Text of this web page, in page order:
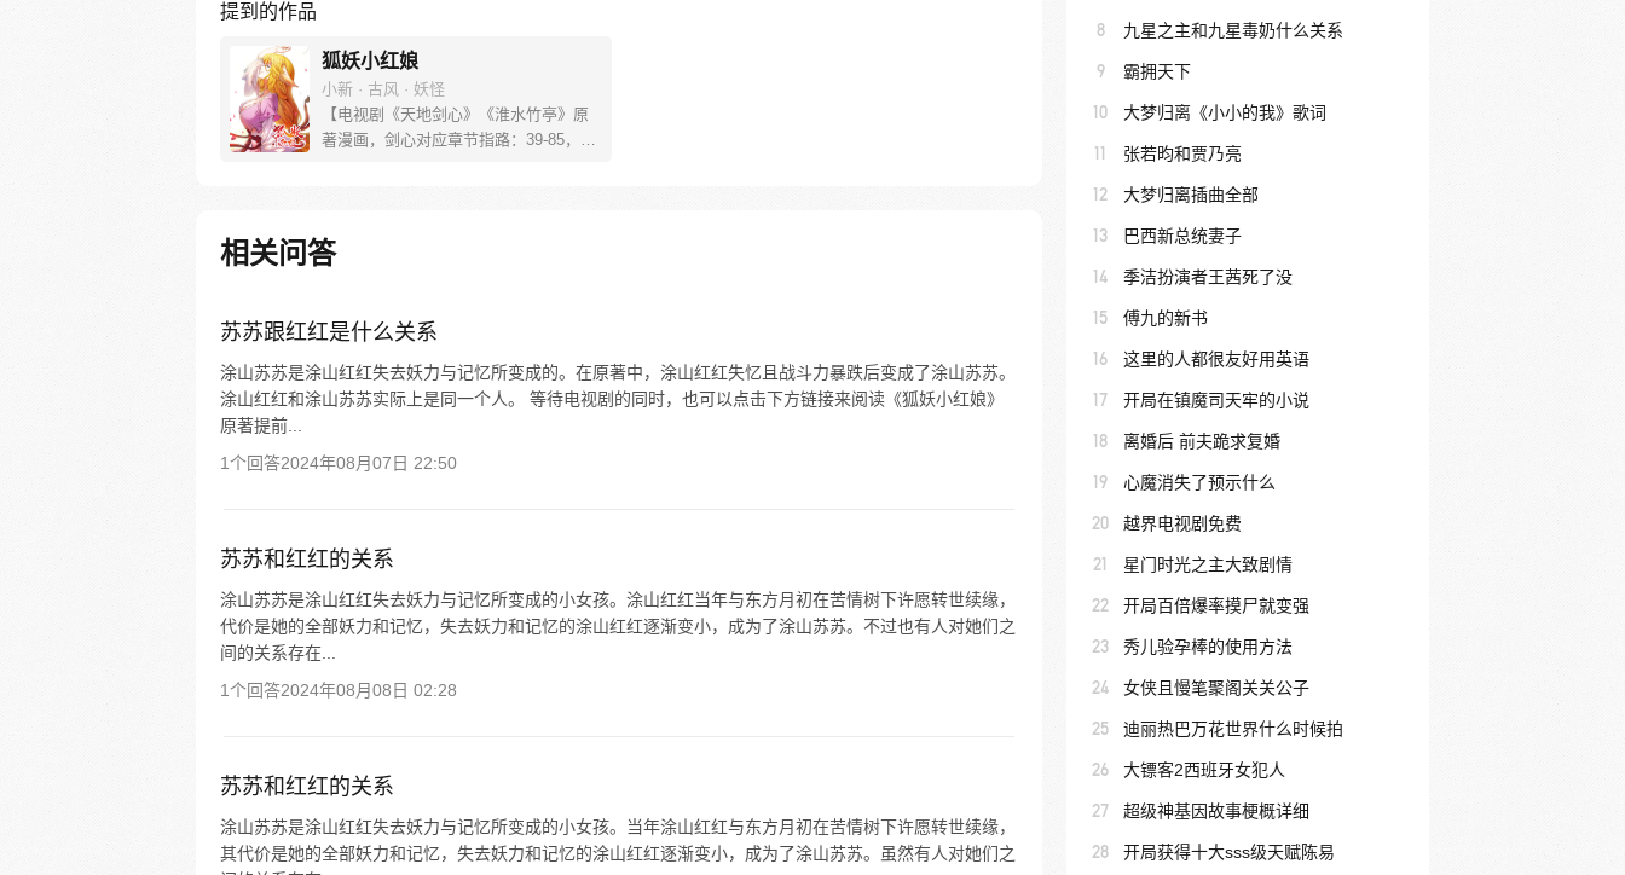
提到的作品
狐妖小红娘
小新 · 古风 · 妖怪
【电视剧《天地剑心》《淮水竹亭》原
著漫画，剑心对应章节指路：39-85，淮
新。）
相关问答
苏苏跟红红是什么关系
涂山苏苏是涂山红红失去妖力与记忆所变成的。在原著中，涂山红红失忆且战斗力暴跌后变成了涂山苏苏。
涂山红红和涂山苏苏实际上是同一个人。 等待电视剧的同时，也可以点击下方链接来阅读《狐妖小红娘》
原著提前...
1个回答2024年08月07日 22:50
苏苏和红红的关系
涂山苏苏是涂山红红失去妖力与记忆所变成的小女孩。涂山红红当年与东方月初在苦情树下许愿转世续缘，
代价是她的全部妖力和记忆，失去妖力和记忆的涂山红红逐渐变小，成为了涂山苏苏。不过也有人对她们之
间的关系存在...
1个回答2024年08月08日 02:28
苏苏和红红的关系
涂山苏苏是涂山红红失去妖力与记忆所变成的小女孩。当年涂山红红与东方月初在苦情树下许愿转世续缘，
其代价是她的全部妖力和记忆，失去妖力和记忆的涂山红红逐渐变小，成为了涂山苏苏。虽然有人对她们之
8 九星之主和九星毒奶什么关系
9 霸拥天下
10 大梦归离《小小的我》歌词
11 张若昀和贾乃亮
12 大梦归离插曲全部
13 巴西新总统妻子
14 季洁扮演者王茜死了没
15 傅九的新书
16 这里的人都很友好用英语
17 开局在镇魔司天牢的小说
18 离婚后 前夫跪求复婚
19 心魔消失了预示什么
20 越界电视剧免费
21 星门时光之主大致剧情
22 开局百倍爆率摸尸就变强
23 秀儿验孕棒的使用方法
24 女侠且慢笔聚阁关关公子
25 迪丽热巴万花世界什么时候拍
26 大镖客2西班牙女犯人
27 超级神基因故事梗概详细
28 开局获得十大sss级天赋陈易